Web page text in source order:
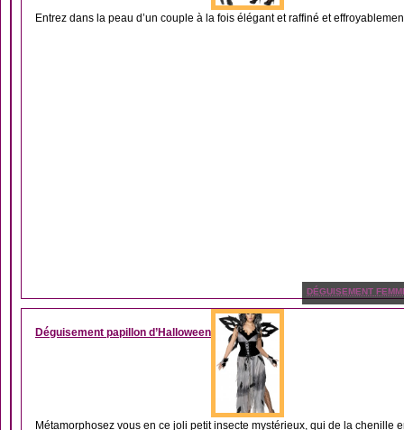
Entrez dans la peau d’un couple à la fois élégant et raffiné et
DÉGUISEMENT
Déguisement papillon d’Halloween
Métamorphosez vous en ce joli petit insecte mystérieux, qui de la chenille